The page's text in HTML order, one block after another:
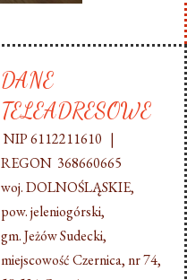
DANE
TELEADRESOWE
NIP 6112211610 |
REGON 368660665
woj. DOLNOŚLĄSKIE,
pow. jeleniogórski,
gm. Jeżów Sudecki,
miejscowość Czernica, nr 74,